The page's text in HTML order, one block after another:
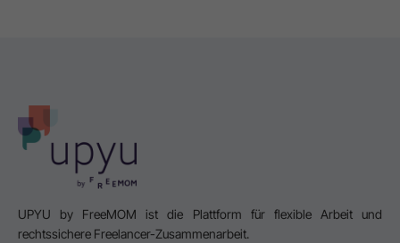
UPYU by FreeMOM ist die Plattform für flexible Arbeit und
rechtssichere Freelancer-Zusammenarbeit.